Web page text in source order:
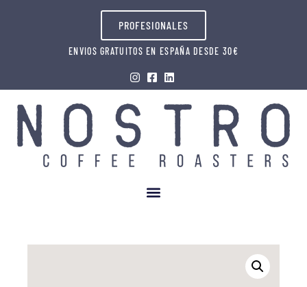
PROFESIONALES
ENVIOS GRATUITOS EN ESPAÑA DESDE 30€